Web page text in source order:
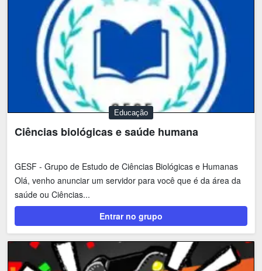
Educação
Ciências biológicas e saúde humana
GESF - Grupo de Estudo de Ciências Biológicas e Humanas
Olá, venho anunciar um servidor para você que é da área da
saúde ou Ciências...
Entrar no grupo